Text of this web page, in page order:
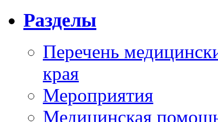
Разделы
Перечень
края
Мероприятия
Медицинская